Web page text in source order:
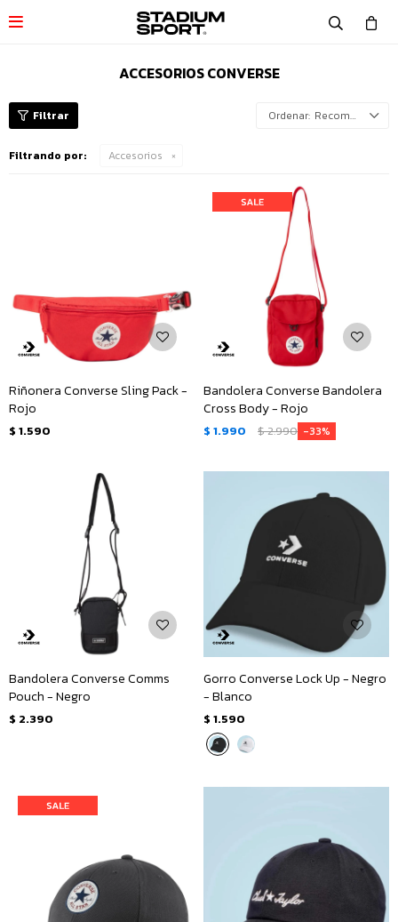

ACCESORIOS CONVERSE
Recomendados
Filtrando por: Accesorios
Riñonera Converse Sling Pack -
Rojo
$ 1.590
Bandolera Converse Bandolera
Cross Body - Rojo
$ 1.990 $2.990 33
Bandolera Converse Comms
Pouch - Negro
$ 2.390
Gorro Converse Lock Up - Negro
- Blanco
$ 1.590